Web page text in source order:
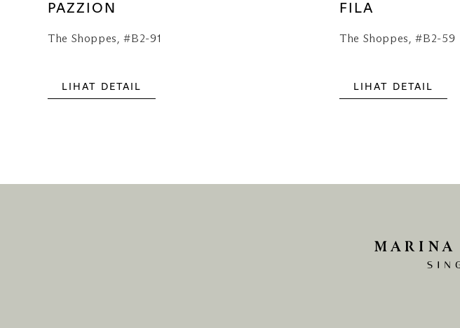
PAZZION
The Shoppes, #B2-91
LIHAT DETAIL
FILA
The Shoppes, #B2-59
LIHAT DETAIL